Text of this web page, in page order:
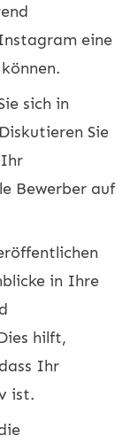
eine
sich in
Sie
Ihr
Bewerber auf
in Ihre
hilft,
Ihr
ist.